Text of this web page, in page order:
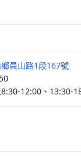
員山路1段167號
12:00、13:30-